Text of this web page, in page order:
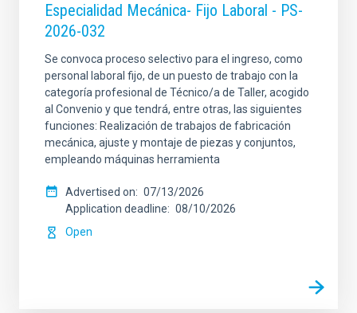
Especialidad Mecánica- Fijo Laboral - PS-
2026-032
Se convoca proceso selectivo para el ingreso, como
personal laboral fijo, de un puesto de trabajo con la
categoría profesional de Técnico/a de Taller, acogido
al Convenio y que tendrá, entre otras, las siguientes
funciones: Realización de trabajos de fabricación
mecánica, ajuste y montaje de piezas y conjuntos,
empleando máquinas herramienta
Advertised on
07/13/2026
Application deadline
08/10/2026
Open